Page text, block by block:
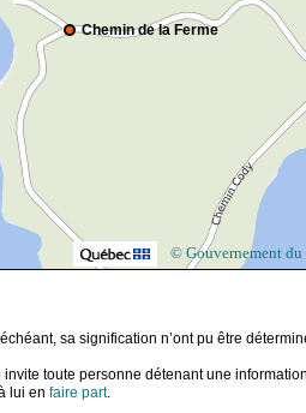
Chemin de la Ferme
© Gouvernement du
sa signification n’ont pu être
toute personne détenant une
lui en faire part.